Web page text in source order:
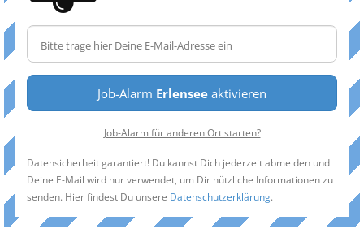
Job-Alarm Erlensee aktivieren
Job-Alarm für anderen Ort starten?
Datensicherheit garantiert! Du kannst Dich jederzeit abmelden und
Deine E-Mail wird nur verwendet, um Dir nützliche Informationen zu
senden. Hier findest Du unsere Datenschutzerklärung.